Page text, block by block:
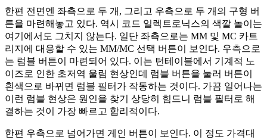
한편 전면엔 좌측으로 두 개, 그리고 우측으로 두 개의 구형 버
튼을 마련해놓고 있다. 역시 코드 일렉트로닉스의 색깔 놀이는
여기에서도 그치지 않는다. 일단 좌측으로는 MM 및 MC 카트
리지에 대응할 수 있는 MM/MC 선택 버튼이 보인다. 우측으로
는 럼블 버튼이 마련되어 있다. 이는 턴테이블에서 기계적 노
이즈로 인한 초저역 울림 현상인데 럼블 버튼을 눌러 버튼이
흰색으로 바뀌면 럼블 필터가 작동하는 것이다. 가끔 일어나는
이런 럼블 현상은 원인을 찾기 상당히 힘드니 럼블 필터로 해
결하는 것이 가장 빠르고 합리적이다.
한편 우측으로 넘어가면 게인 버튼이 보인다. 이 정도 가격대